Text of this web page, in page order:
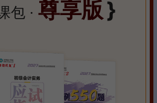
包 ·尊享版 }